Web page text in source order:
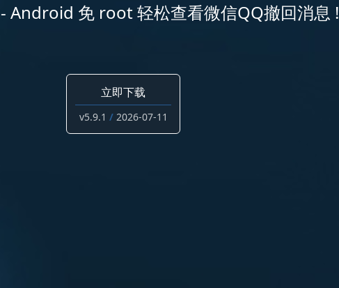
Android 免 root轻松查看微信QQ撤回消息 !
立即下载
v5.9.1 / 2026-07-11